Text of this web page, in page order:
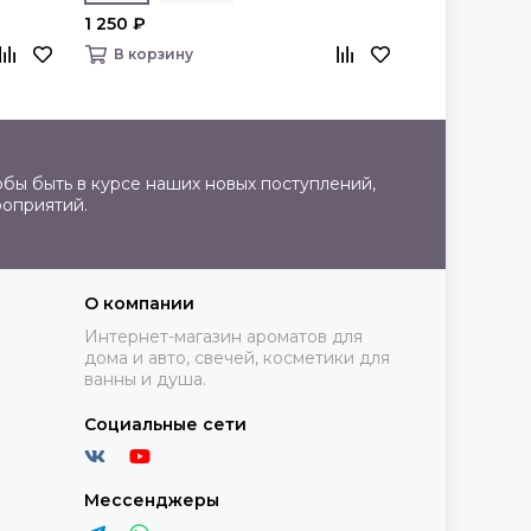
1 250 ₽
В корзину
быть в курсе наших новых поступлений,
О компании
Интернет-магазин ароматов для
дома и авто, свечей, косметики для
ванны и душа.
Социальные сети
Мессенджеры